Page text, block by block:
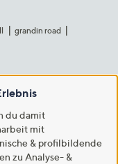
grandin road
du damit
mit
& profilbildende
zu Analyse- &